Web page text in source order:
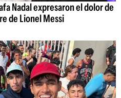
Nadal expresaron el dolor de
de Lionel Messi